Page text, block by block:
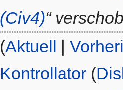
(Civ4)“
(Aktuell |
Kontrollator (